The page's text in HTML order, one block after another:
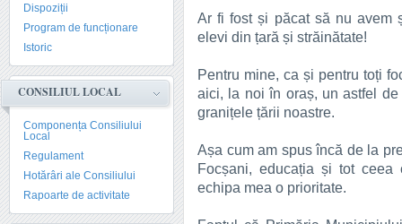
Dispoziții
Program de funcționare
Istoric
CONSILIUL LOCAL
Componența Consiliului
Local
Regulament
Hotărâri ale Consiliului
Rapoarte de activitate
Ar fi fost și păcat să nu avem
elevi din țară și străinătate!
Pentru mine, ca și pentru toți
aici, la noi în oraș, un astfel
granițele țării noastre.
Așa cum am spus încă de la
Focșani, educația și tot
echipa mea o prioritate.